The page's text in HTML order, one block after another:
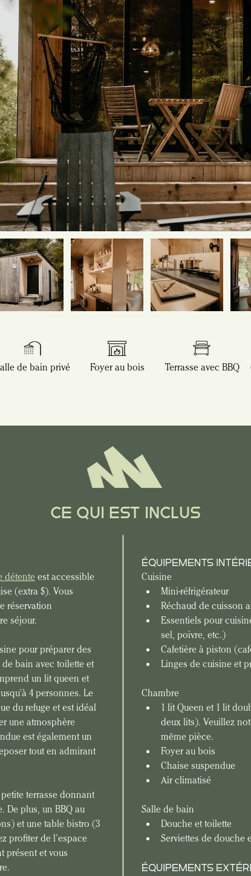
de bain privé Foyer au bois Terrasse avec BBQ
CE QUI EST INCLUS
détente est accessible
(extra $). Vous
réservation
séjour.
pour préparer des
bain avec toilette et
un lit queen et
4 personnes. Le
du refuge et est idéal
une atmosphère
est également un
tout en admirant
terrasse donnant
De plus, un BBQ au
et une table bistro (3
profiter de l’espace
présent et vous
ÉQUIPEMENTS
Cuisine
Mini-réfrigérateur
Réchaud de cuisson
Essentiels pour
sel, poivre, etc.)
Cafetière à piston
Linges de cuisine et
Chambre
1 lit Queen et 1 lit
deux lits). Veuillez
même pièce.
Foyer au bois
Chaise suspendue
Air climatisé
Salle de bain
Douche et toilette
Serviettes de douche
ÉQUIPEMENTS